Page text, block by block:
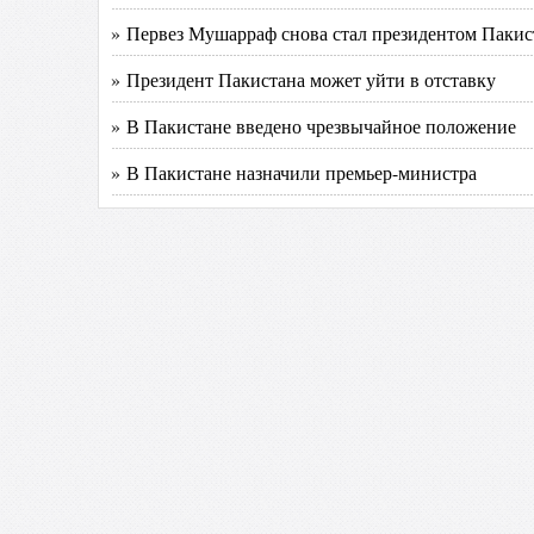
» Первез Мушарраф снова стал президентом
» Президент Пакистана может уйти в отставку
» В Пакистане введено чрезвычайное положение
» В Пакистане назначили премьер-министра